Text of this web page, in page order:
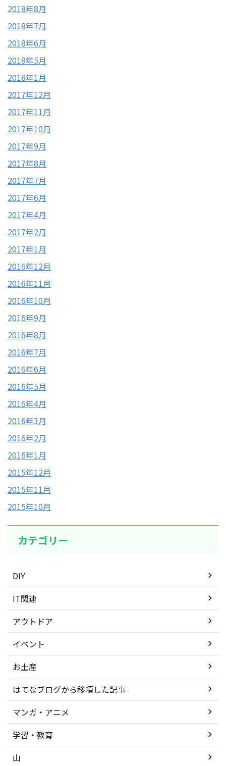
2018年8月
2018年7月
2018年6月
2018年5月
2018年1月
2017年12月
2017年11月
2017年10月
2017年9月
2017年8月
2017年7月
2017年6月
2017年4月
2017年2月
2017年1月
2016年12月
2016年11月
2016年10月
2016年9月
2016年8月
2016年7月
2016年6月
2016年5月
2016年4月
2016年3月
2016年2月
2016年1月
2015年12月
2015年11月
2015年10月
カテゴリー
DIY
IT関連
アウトドア
イベント
お土産
はてなブログから移項した記事
マンガ・アニメ
学習・教育
山